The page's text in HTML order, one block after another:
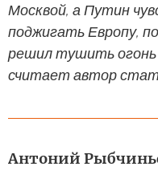
Москвой, а Путин
поджигать Европу,
решил тушить огонь
считает автор
Антоний